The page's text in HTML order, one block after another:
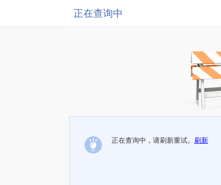
正在查询中
正在查询中，请刷新重试。 刷新